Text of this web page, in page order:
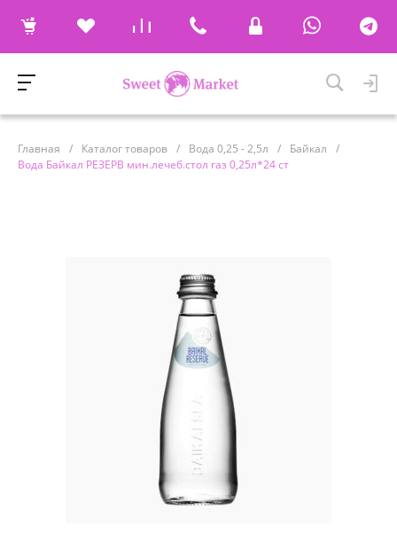
Главная / Каталог товаров / Вода 0,25 - 2,5л / Байкал
/
Вода Байкал РЕЗЕРВ мин.лечеб.стол газ 0,25л*24 ст